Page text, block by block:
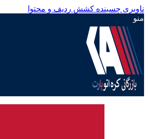
ناوبری چسبنده کشش ردیف و محتوا
منو